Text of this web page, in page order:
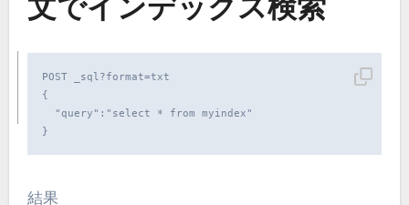
文でインデックス検索
POST _sql?format=txt
{
  "query":"select * from myindex"
}
結果